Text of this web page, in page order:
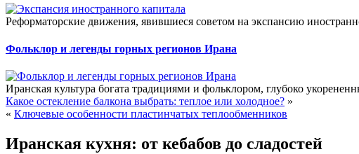
Реформаторские движения, явившиеся советом на экспансию
Фольклор и легенды горных регионов Ирана
Иранская культура богата традициями и фольклором, глубоко
Какое остекление балкона выбрать: теплое или холодное? »
« Ключевые особенности пластинчатых теплообменников
Иранская кухня: от кебабов до сладостей